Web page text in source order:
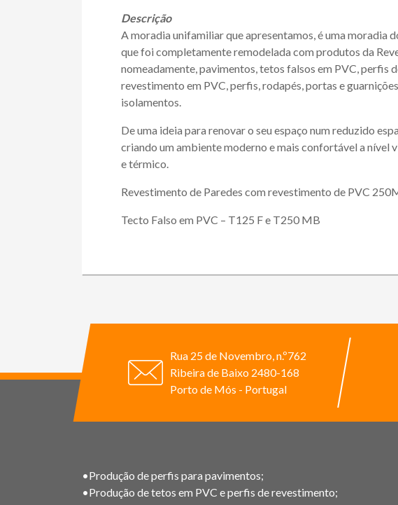
Descrição
A moradia unifamiliar que apresentamos, é uma moradia
que foi completamente remodelada com produtos da
nomeadamente, pavimentos, tetos falsos em PVC, perfis
revestimento em PVC, perfis, rodapés, portas e
isolamentos.
De uma ideia para renovar o seu espaço num reduzido
criando um ambiente moderno e mais confortável a nível
e térmico.
Revestimento de Paredes com revestimento de PVC
Tecto Falso em PVC – T125 F e T250 MB
Rua 25 de Novembro, n.º762
Ribeira de Baixo 2480-168
Porto de Mós - Portugal
•Produção de perfis para pavimentos;
•Produção de tetos em PVC e perfis de revestimento;